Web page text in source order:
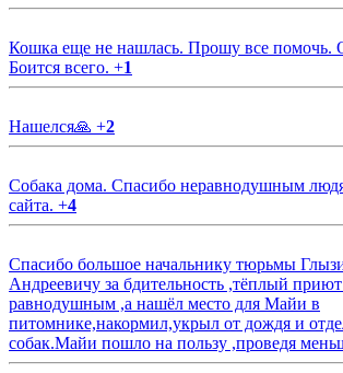
Кошка еще не нашлась. Прошу все помочь.
Боится всего. +1
Нашелся🙏 +2
Собака дома. Спасибо неравнодушным
сайта. +4
Спасибо большое начальнику тюрьмы
Андреевичу за бдительность ,тёплый приют
равнодушным ,а нашёл место для Майи в
питомнике,накормил,укрыл от дождя и
собак.Майи пошло на пользу ,проведя